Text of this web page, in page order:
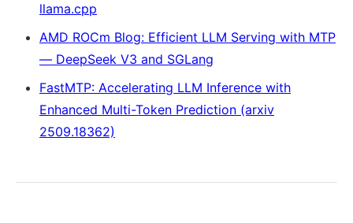
llama.cpp
AMD ROCm Blog: Efficient LLM Serving with MTP
— DeepSeek V3 and SGLang
FastMTP: Accelerating LLM Inference with
Enhanced Multi-Token Prediction (arxiv
2509.18362)